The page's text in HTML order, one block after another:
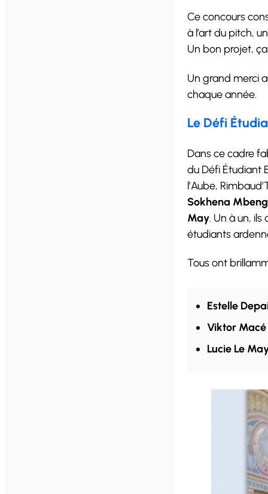
Ce concours
à l’art du pitch,
Un bon projet,
Un grand merci
chaque année.
Le Défi
Dans ce cadre
du Défi Étudiant
l’Aube,
Sokhena
May. Un à un,
étudiants
Tous ont
Estelle
Viktor Macé
Lucie Le